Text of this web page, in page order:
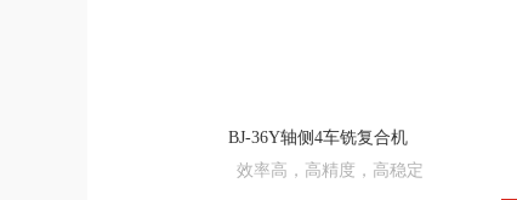
BJ-36Y轴侧4车铣复合机
效率高，高精度，高稳定